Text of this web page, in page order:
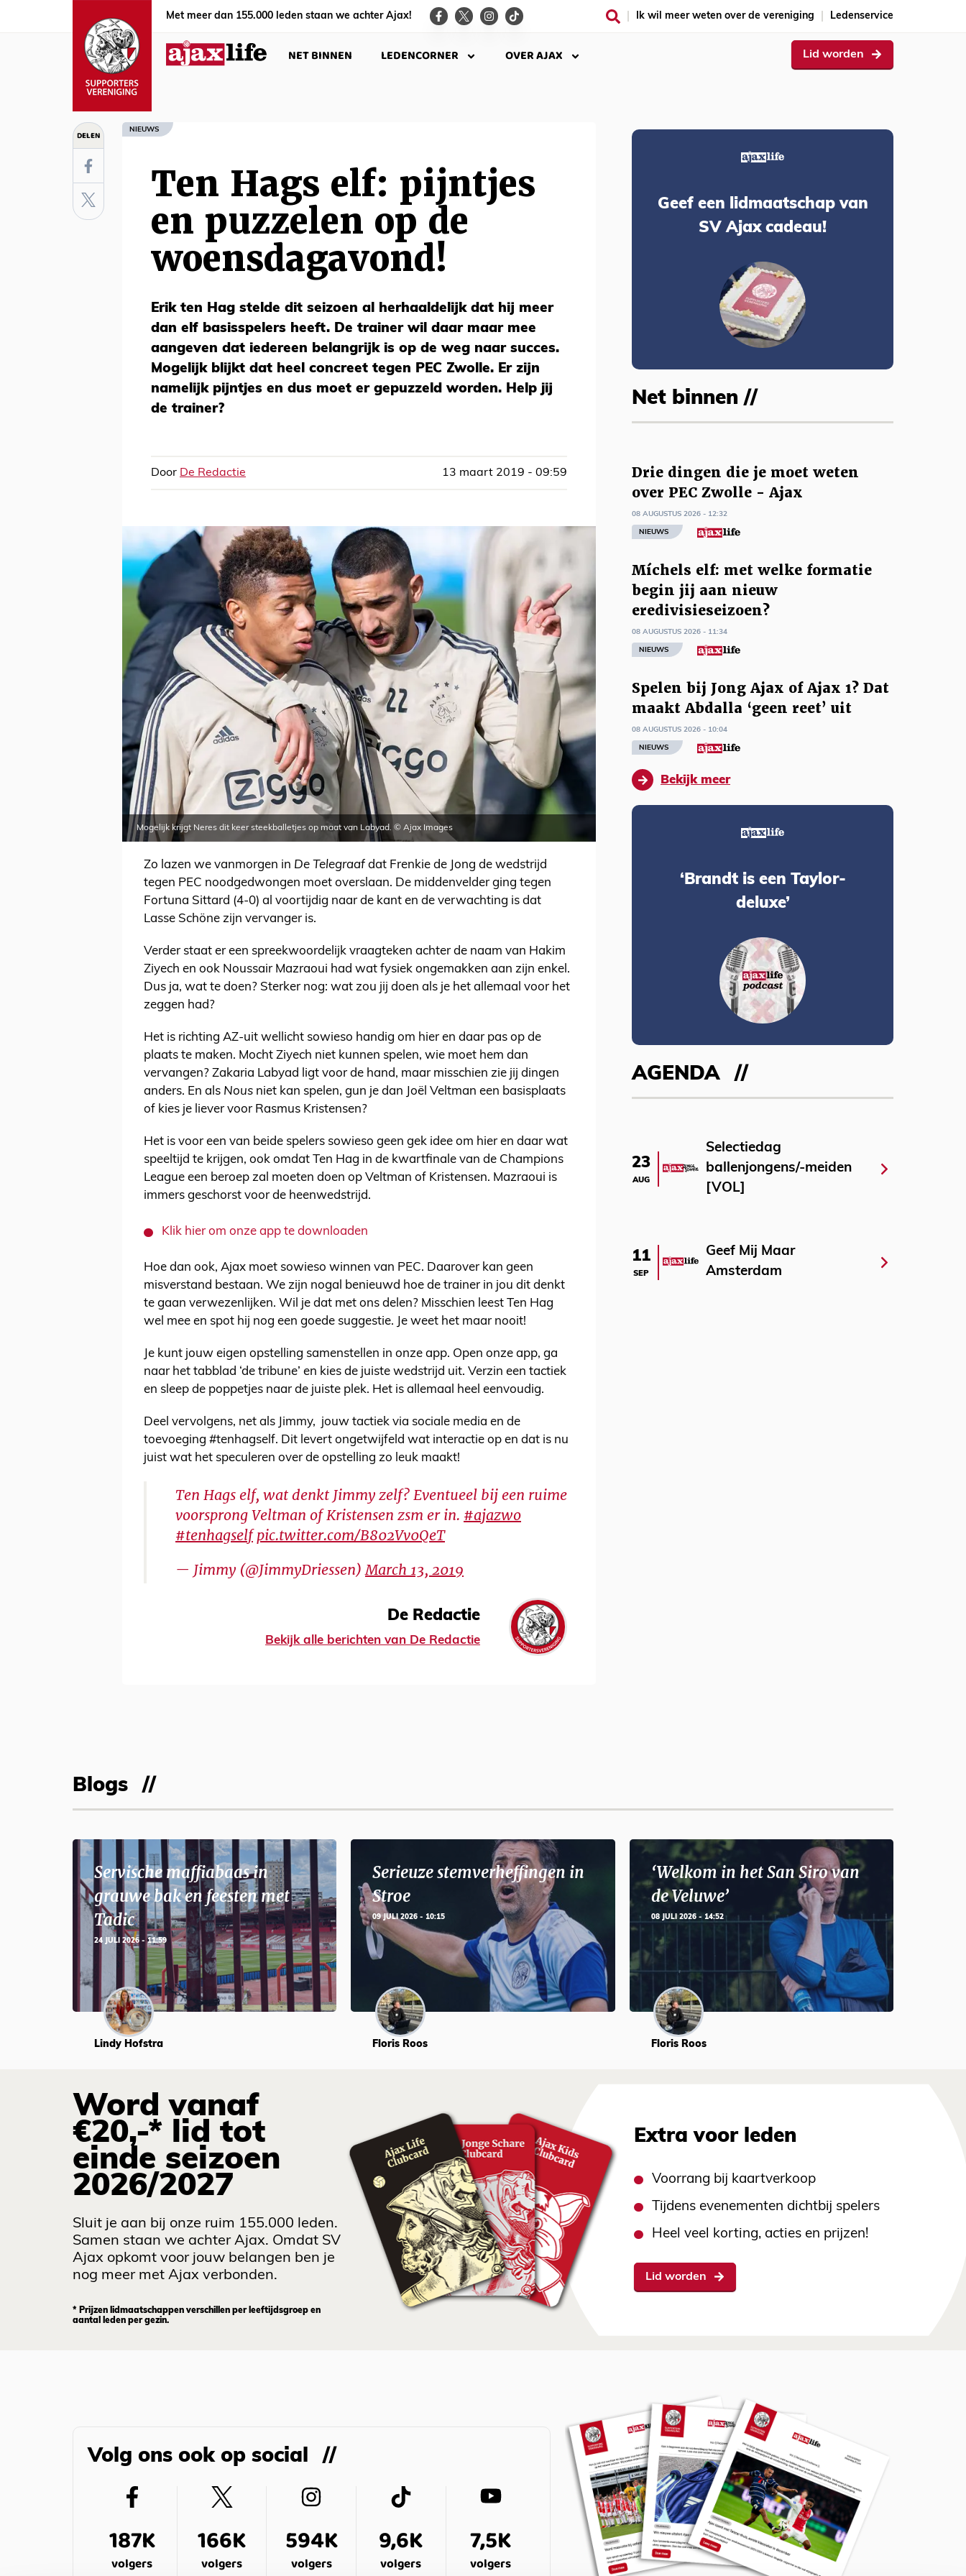
Met meer dan 155.000 leden staan we achter Ajax! Ik wil meer weten over de vereniging Ledenservice
NET BINNEN LEDENCORNER OVER AJAX Lid worden
DELEN NIEUWS
Ten Hags elf: pijntjes
en puzzelen op de
woensdagavond!
Erik ten Hag stelde dit seizoen al herhaaldelijk dat hij meer
dan elf basisspelers heeft. De trainer wil daar maar mee
aangeven dat iedereen belangrijk is op de weg naar succes.
Mogelijk blijkt dat heel concreet tegen PEC Zwolle. Er zijn
namelijk pijntjes en dus moet er gepuzzeld worden. Help jij
de trainer?
Door De Redactie 13 maart 2019 - 09:59
Mogelijk krijgt Neres dit keer steekballetjes op maat van Labyad. © Ajax Images
Zo lazen we vanmorgen in De Telegraaf dat Frenkie de Jong de wedstrijd
tegen PEC noodgedwongen moet overslaan. De middenvelder ging tegen
Fortuna Sittard (4-0) al voortijdig naar de kant en de verwachting is dat
Lasse Schöne zijn vervanger is.
Verder staat er een spreekwoordelijk vraagteken achter de naam van Hakim
Ziyech en ook Noussair Mazraoui had wat fysiek ongemakken aan zijn enkel.
Dus ja, wat te doen? Sterker nog: wat zou jij doen als je het allemaal voor het
zeggen had?
Het is richting AZ-uit wellicht sowieso handig om hier en daar pas op de
plaats te maken. Mocht Ziyech niet kunnen spelen, wie moet hem dan
vervangen? Zakaria Labyad ligt voor de hand, maar misschien zie jij dingen
anders. En als Nous niet kan spelen, gun je dan Joël Veltman een basisplaats
of kies je liever voor Rasmus Kristensen?
Het is voor een van beide spelers sowieso geen gek idee om hier en daar wat
speeltijd te krijgen, ook omdat Ten Hag in de kwartfinale van de Champions
League een beroep zal moeten doen op Veltman of Kristensen. Mazraoui is
immers geschorst voor de heenwedstrijd.
Klik hier om onze app te downloaden
Hoe dan ook, Ajax moet sowieso winnen van PEC. Daarover kan geen
misverstand bestaan. We zijn nogal benieuwd hoe de trainer in jou dit denkt
te gaan verwezenlijken. Wil je dat met ons delen? Misschien leest Ten Hag
wel mee en spot hij nog een goede suggestie. Je weet het maar nooit!
Je kunt jouw eigen opstelling samenstellen in onze app. Open onze app, ga
naar het tabblad ‘de tribune’ en kies de juiste wedstrijd uit. Verzin een tactiek
en sleep de poppetjes naar de juiste plek. Het is allemaal heel eenvoudig.
Deel vervolgens, net als Jimmy, jouw tactiek via sociale media en de
toevoeging #tenhagself. Dit levert ongetwijfeld wat interactie op en dat is nu
juist wat het speculeren over de opstelling zo leuk maakt!
Ten Hags elf, wat denkt Jimmy zelf? Eventueel bij een ruime
voorsprong Veltman of Kristensen zsm er in. #ajazwo
#tenhagself pic.twitter.com/B802Vv0QeT
— Jimmy (@JimmyDriessen)March 13, 2019
De Redactie
Bekijk alle berichten van De Redactie
Geef een lidmaatschap van
SV Ajax cadeau!
Net binnen //
Drie dingen die je moet weten
over PEC Zwolle - Ajax
08 AUGUSTUS 2026 - 12:32
NIEUWS
Míchels elf: met welke formatie
begin jij aan nieuw
eredivisieseizoen?
08 AUGUSTUS 2026 - 11:34
NIEUWS
Spelen bij Jong Ajax of Ajax 1? Dat
maakt Abdalla ‘geen reet’ uit
08 AUGUSTUS 2026 - 10:04
NIEUWS
Bekijk meer
‘Brandt is een Taylor-
deluxe’
AGENDA
23
AUG
Selectiedag
ballenjongens/-meiden
[VOL]
11
SEP
Geef Mij Maar
Amsterdam
Blogs
Servische maffiabaas in
grauwe bak en feesten met
Tadic
24 JULI 2026 - 11:59
Lindy Hofstra
Serieuze stemverheffingen in
Stroe
09 JULI 2026 - 10:15
Floris Roos
‘Welkom in het San Siro van
de Veluwe’
08 JULI 2026 - 14:52
Floris Roos
Word vanaf
€20,-* lid tot
einde seizoen
2026/2027
Sluit je aan bij onze ruim 155.000 leden.
Samen staan we achter Ajax. Omdat SV
Ajax opkomt voor jouw belangen ben je
nog meer met Ajax verbonden.
* Prijzen lidmaatschappen verschillen per leeftijdsgroep en
aantal leden per gezin.
Extra voor leden
Voorrang bij kaartverkoop
Tijdens evenementen dichtbij spelers
Heel veel korting, acties en prijzen!
Lid worden
Volg ons ook op social
187K
volgers
166K
volgers
594K
volgers
9,6K
volgers
7,5K
volgers